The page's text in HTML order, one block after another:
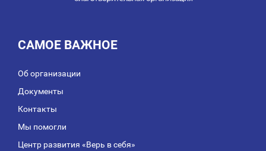
САМОЕ ВАЖНОЕ
Об организации
Документы
Контакты
Мы помогли
Центр развития «Верь в себя»